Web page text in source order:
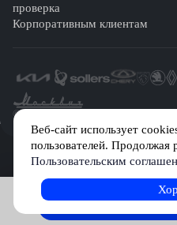
Веб-сайт использует
пользователей. Продолжая
Пользовательским
проверка
Корпоративным клиентам
©️ 2026 Fresh Auto
Сетевое издание «Первый
Решением Федеральной службы по
технологий и массовых
29 декабря 2022 г.
Учредитель: Общество с
Главный редактор: Камышникова